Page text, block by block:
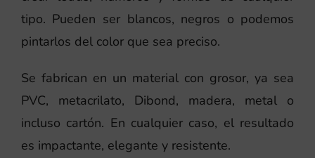
tipo. Pueden ser blancos, negros o podemos
pintarlos del color que sea preciso.
Se fabrican en un material con grosor, ya sea
PVC, metacrilato, Dibond, madera, metal o
incluso cartón. En cualquier caso, el resultado
es impactante, elegante y resistente.